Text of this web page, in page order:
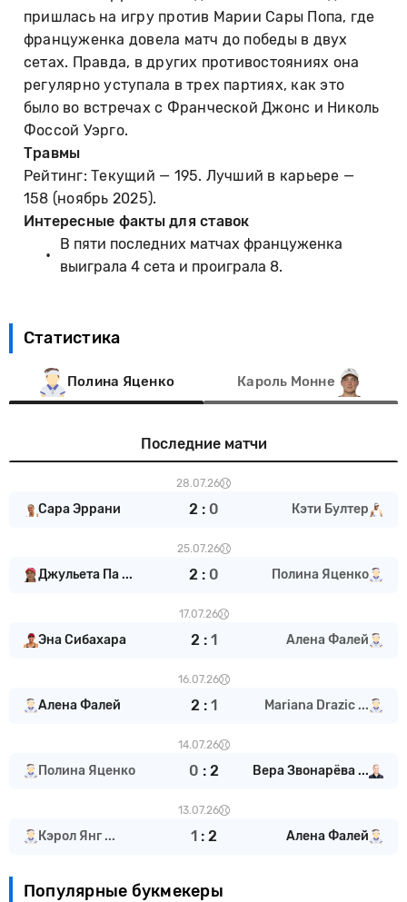
пришлась на игру против Марии Сары Попа, где
француженка довела матч до победы в двух
сетах. Правда, в других противостояниях она
регулярно уступала в трех партиях, как это
было во встречах с Франческой Джонс и Николь
Фоссой Уэрго.
Травмы
Рейтинг: Текущий — 195. Лучший в карьере —
158 (ноябрь 2025).
Интересные факты для ставок
В пяти последних матчах француженка
выиграла 4 сета и проиграла 8.
Статистика
Полина Яценко Кароль Монне
Последние матчи
28.07.26
Сара Эррани 2 : 0 Кэти Бултер
25.07.26
Джульета Па ... 2 : 0 Полина Яценко
17.07.26
Эна Сибахара 2 : 1 Алена Фалей
16.07.26
Алена Фалей 2 : 1 Mariana Drazic ...
14.07.26
Полина Яценко 0 : 2 Вера Звонарёва ...
13.07.26
Кэрол Янг ... 1: 2 Алена Фалей
Популярные букмекеры